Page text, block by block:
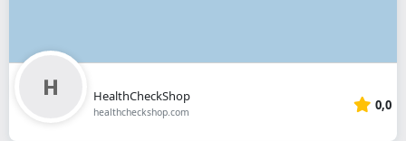
HealthCheckShop
healthcheckshop.com 0,0